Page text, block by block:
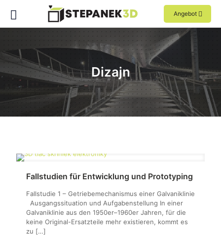
Angebot
Dizajn
Fallstudien für Entwicklung und Prototyping
Fallstudie 1 – Getriebemechanismus einer Galvaniklinie
Ausgangssituation und Aufgabenstellung In einer
Galvaniklinie aus den 1950er–1960er Jahren, für die
keine Original-Ersatzteile mehr existieren, kommt es
zu […]